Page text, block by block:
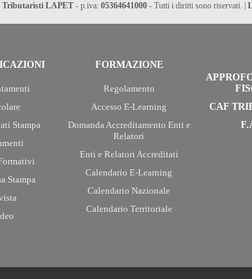
Tributaristi LAPET - p.iva: 05364641000 - Tutti i diritti sono riservati. |
Stampa
Stampa
FORMAZIONE
Regolamento
Accesso E-Learning
Domanda Accreditamento Enti e
Relatori
Enti e Relatori Accreditati
Calendario E-Learning
Calendario Nazionale
Calendario Territoriale
CAF